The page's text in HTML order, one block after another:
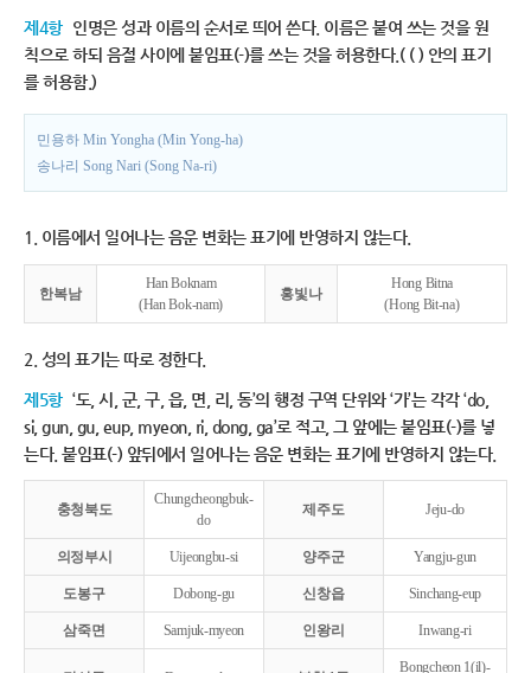
제4항 인명은 성과 이름의 순서로 띄어 쓴다. 이름은 붙여 쓰는 것을 원
칙으로 하되 음절 사이에 붙임표(-)를 쓰는 것을 허용한다.( ( ) 안의 표기
를 허용함.)
민용하 Min Yongha (Min Yong-ha)
송나리 Song Nari (Song Na-ri)
1. 이름에서 일어나는 음운 변화는 표기에 반영하지 않는다.
한복남
Han Boknam
(Han Bok-nam)
홍빛나
Hong Bitna
(Hong Bit-na)
2. 성의 표기는 따로 정한다.
제5항 ‘도, 시, 군, 구, 읍, 면, 리, 동’의 행정 구역 단위와 ‘가’는 각각 ‘do,
si, gun, gu, eup, myeon, ri, dong, ga’로 적고, 그 앞에는 붙임표(-)를 넣
는다. 붙임표(-) 앞뒤에서 일어나는 음운 변화는 표기에 반영하지 않는다.
충청북도
Chungcheongbuk-
do
제주도 Jeju-do
의정부시 Uijeongbu-si 양주군 Yangju-gun
도봉구 Dobong-gu 신창읍 Sinchang-eup
삼죽면 Samjuk-myeon 인왕리 Inwang-ri
Bongcheon 1(il)-